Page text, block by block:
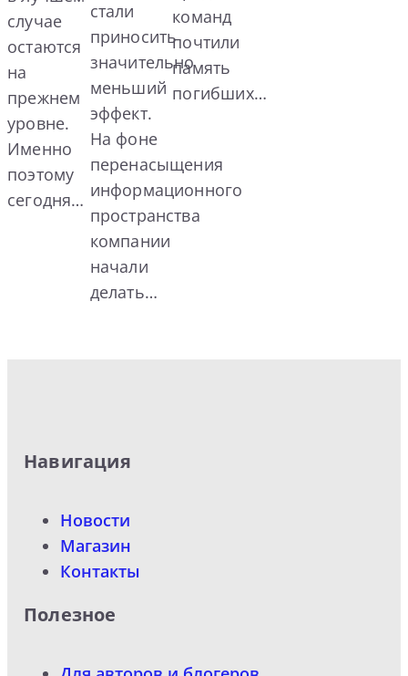
случае
остаются
на
прежнем
уровне.
Именно
поэтому
сегодня…
стали
приносить
значительно
меньший
эффект.
На фоне
перенасыщения
информационного
пространства
компании
начали
делать…
команд
почтили
память
погибших…
Навигация
Новости
Магазин
Контакты
Полезное